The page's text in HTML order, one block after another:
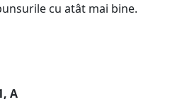
cu atât mai bine.
A